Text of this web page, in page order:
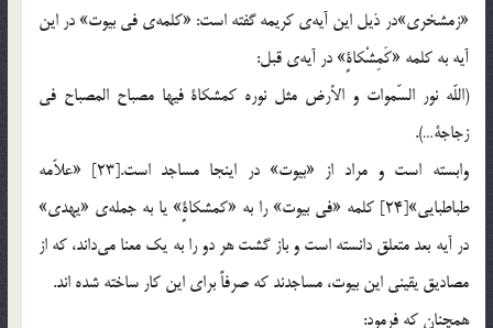
«زمشخري»در ذيل اين آيه‎ي كريمه گفته است: «كلمه‎ي في بيوت» در اين
آيه به كلمه «كَمِشْكاةٍ» در آيه‎ي قبل:
(اللّه نور السّموات و الأرض مثل نوره كمشكاة فيها مصباح المصباح في
زجاجة…).
وابسته است و مراد از «بيوت» در اينجا مساجد است.[23] «علاّمه
طباطبايي»[24] كلمه «في بيوت» را به «كمشكاةٍ» يا به جمله‎ي «يهدي»
در آيه بعد متعلق دانسته است و باز گشت هر دو را به يك معنا مي‌داند، كه از
مصاديق يقيني اين بيوت، مساجدند كه صرفاً براي اين كار ساخته شده اند.
همچنان كه فرمود: